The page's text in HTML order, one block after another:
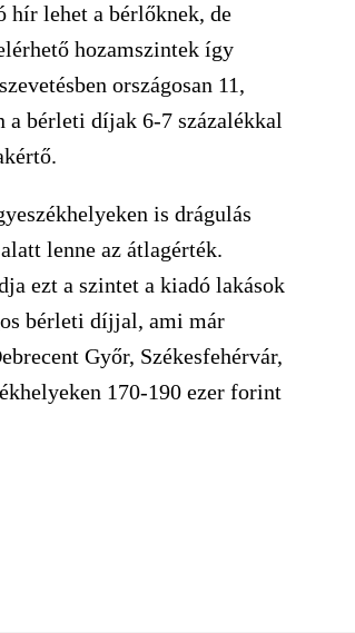
hír lehet a bérlőknek, de
hozamszintek így
országosan 11,
a bérleti díjak 6-7 százalékkal
is drágulás
lenne az átlagérték.
ezt a szintet a kiadó lakások
bérleti díjjal, ami már
Győr, Székesfehérvár,
170-190 ezer forint